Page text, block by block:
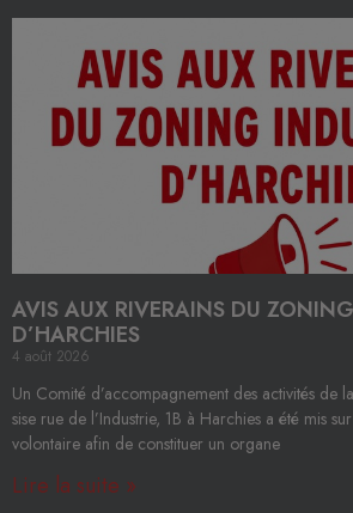
AVIS AUX RIVERAINS DU
D’HARCHIES
4 août 2026
Un Comité d’accompagnement des activités de
sise rue de l’Industrie, 1B à Harchies a été mis
volontaire afin de constituer un organe
Lire la suite »